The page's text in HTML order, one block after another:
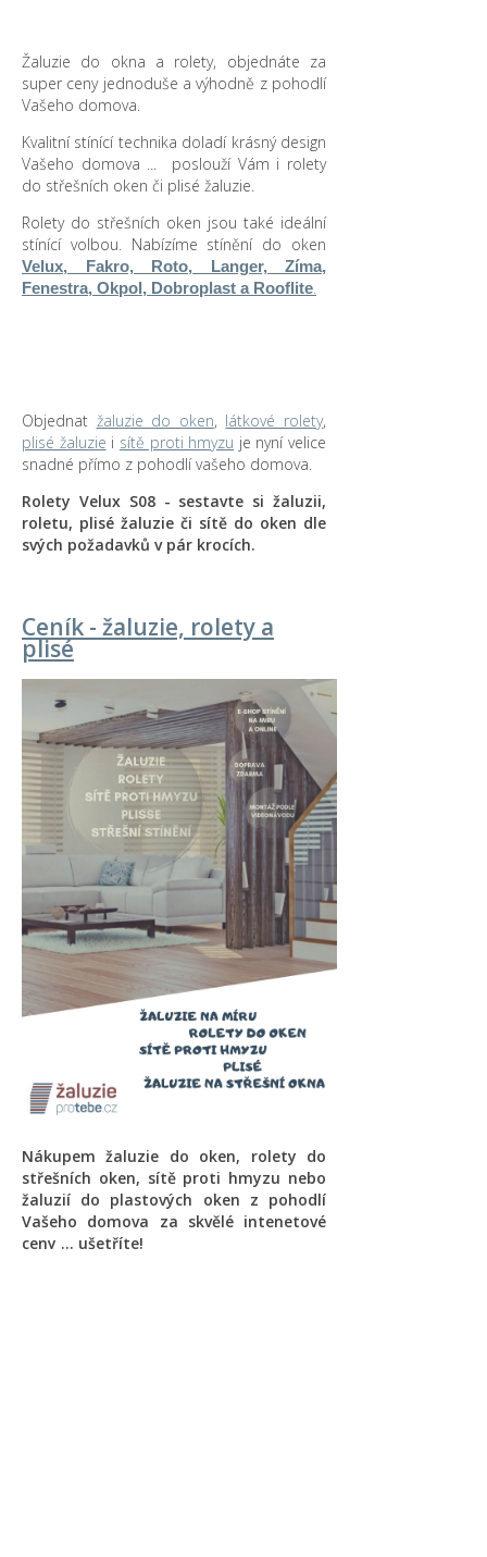
Žaluzie do okna a rolety, objednáte za
super ceny jednoduše a výhodně z pohodlí
Vašeho domova.
Kvalitní stínící technika doladí krásný design
Vašeho domova ... poslouží Vám i rolety
do střešních oken či plisé žaluzie.
Rolety do střešních oken jsou také ideální
stínící volbou. Nabízíme stínění do oken
Velux, Fakro, Roto, Langer, Zíma,
Fenestra, Okpol, Dobroplast a Rooflite.
Objednat žaluzie do oken, látkové rolety,
plisé žaluzie i sítě proti hmyzu je nyní velice
snadné přímo z pohodlí vašeho domova.
Rolety Velux S08 - sestavte si žaluzii,
roletu, plisé žaluzie či sítě do oken dle
svých požadavků v pár krocích.
Ceník - žaluzie, rolety a
plisé
Nákupem žaluzie do oken, rolety do
střešních oken, sítě proti hmyzu nebo
žaluzií do plastových oken z pohodlí
Vašeho domova za skvělé intenetové
ceny ... ušetříte!